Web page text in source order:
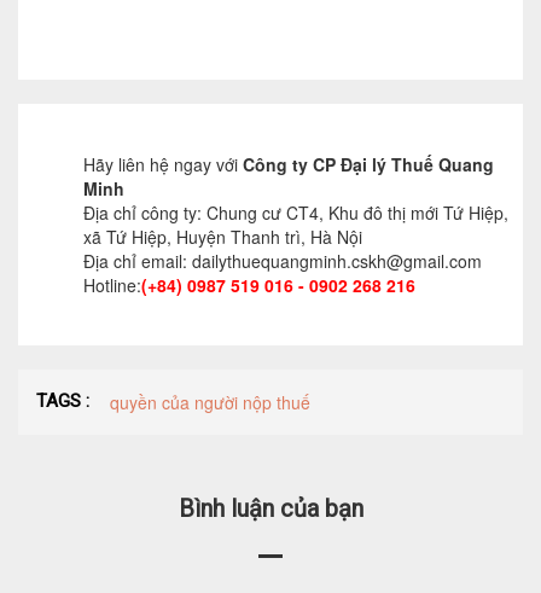
Hãy liên hệ ngay với Công ty CP Đại lý Thuế Quang
Minh
Địa chỉ công ty: Chung cư CT4, Khu đô thị mới Tứ Hiệp,
xã Tứ Hiệp, Huyện Thanh trì, Hà Nội
Địa chỉ email: dailythuequangminh.cskh@gmail.com
Hotline:(+84) 0987 519 016 - 0902 268 216
TAGS : quyền của người nộp thuế
Bình luận của bạn